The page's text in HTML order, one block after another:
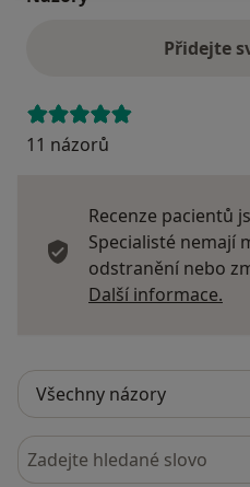
Přidejte
11 názorů
Recenze pacientů
Specialisté nemají
odstranění nebo
Další informace.
Hledejte v názorech